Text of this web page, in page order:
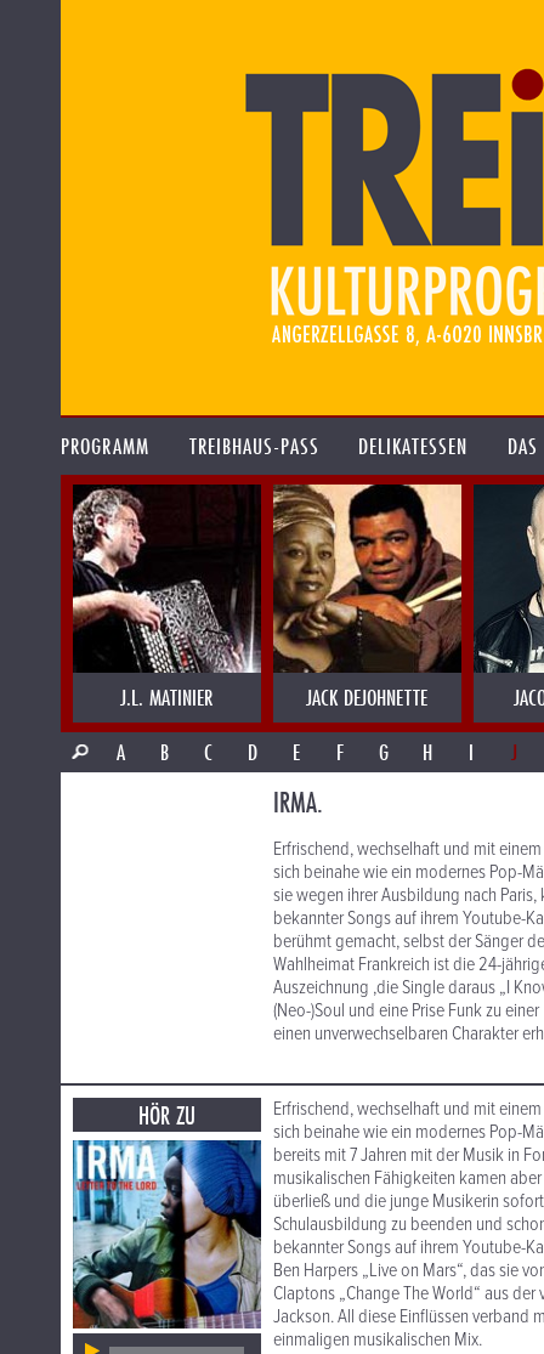
PROGRAMM TREIBHAUS-PASS DELIKATESSEN
J.L. MATINIER JACK DEJOHNETTE
A
B C D E F G H I J
IRMA.
Erfrischend, wechselhaft und mit
sich beinahe wie ein modernes Pop-
sie wegen ihrer Ausbildung nach
bekannter Songs auf ihrem Youtube-
berühmt gemacht, selbst der Sänger
Wahlheimat Frankreich ist die 24-
Auszeichnung ,die Single daraus „I
(Neo-)Soul und eine Prise Funk zu
einen unverwechselbaren Charakter
HÖR ZU
Erfrischend, wechselhaft und mit
sich beinahe wie ein modernes Pop-
bereits mit 7 Jahren mit der Musik in
musikalischen Fähigkeiten kamen
überließ und die junge Musikerin
Schulausbildung zu beenden und
bekannter Songs auf ihrem Youtube-
Ben Harpers „Live on Mars“, das sie
Claptons „Change The World“ aus
Jackson. All diese Einflüssen verband
einmaligen musikalischen Mix.